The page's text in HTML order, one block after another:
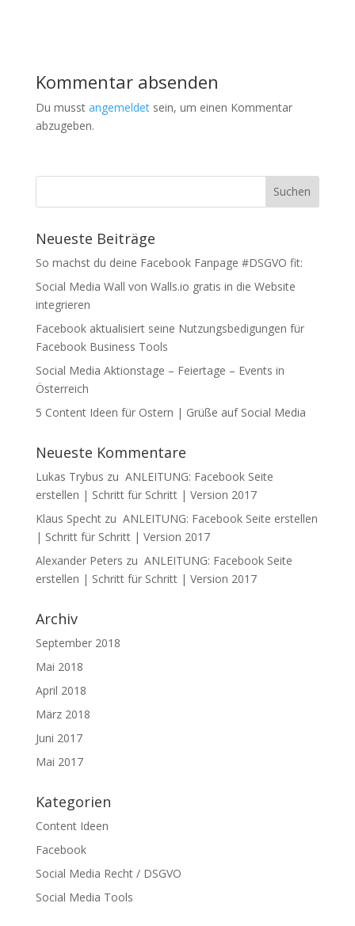
Kommentar absenden
Du musst angemeldetsein, um einen Kommentar
abzugeben.
Neueste Beiträge
So machst du deine Facebook Fanpage #DSGVO fit:
Social Media Wall von Walls.io gratis in die Website
integrieren
Facebook aktualisiert seine Nutzungsbedigungen für
Facebook Business Tools
Social Media Aktionstage – Feiertage – Events in
Österreich
5 Content Ideen für Ostern | Grüße auf Social Media
Neueste Kommentare
Lukas Trybus zu ANLEITUNG: Facebook Seite
erstellen | Schritt für Schritt | Version 2017
Klaus Spechtzu ANLEITUNG: Facebook Seite erstellen
| Schritt für Schritt | Version 2017
Alexander Peters zu ANLEITUNG: Facebook Seite
erstellen | Schritt für Schritt | Version 2017
Archiv
September 2018
Mai 2018
April 2018
März 2018
Juni 2017
Mai 2017
Kategorien
Content Ideen
Facebook
Social Media Recht / DSGVO
Social Media Tools